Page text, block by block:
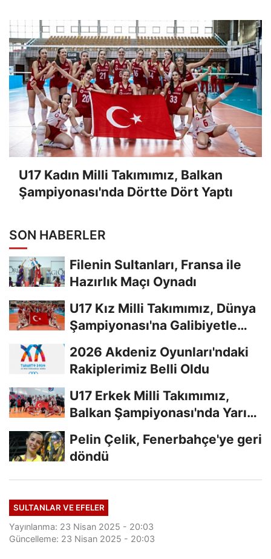
U17 Kadın Milli Takımımız, Balkan
Şampiyonası'nda Dörtte Dört Yaptı
SON HABERLER
Filenin Sultanları, Fransa ile
Hazırlık Maçı Oynadı
U17 Kız Milli Takımımız, Dünya
Şampiyonası'na Galibiyetle
2026 Akdeniz Oyunları'ndaki
Rakiplerimiz Belli Oldu
U17 Erkek Milli Takımımız,
Balkan Şampiyonası'nda Yarı
Pelin Çelik, Fenerbahçe'ye geri
döndü
SULTANLAR VE EFELER
Yayınlanma: 23 Nisan 2025 - 20:03
Güncelleme: 23 Nisan 2025 - 20:03